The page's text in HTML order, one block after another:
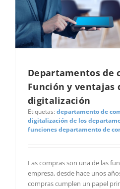
Departamentos de
Función y ventajas
digitalización
Etiquetas: departamento de
digitalización de los
funciones departamento de
Las compras son una de las
empresa, desde hace unos
compras cumplen un papel